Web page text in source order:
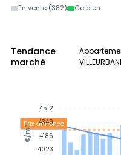
En vente (382) Ce bien
Tendance
marché
Prix annonce
4512
4349
4186
4023
€/m²